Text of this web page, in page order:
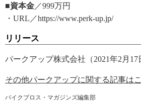
■資本金 ／999万円
・URL／https://www.perk-up.jp/
リリース
パークアップ株式会社（2021年2月17
その他パークアップに関する記事は
バイクブロス・マガジンズ編集部